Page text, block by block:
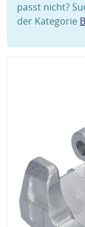
passt nicht?
der Kategorie